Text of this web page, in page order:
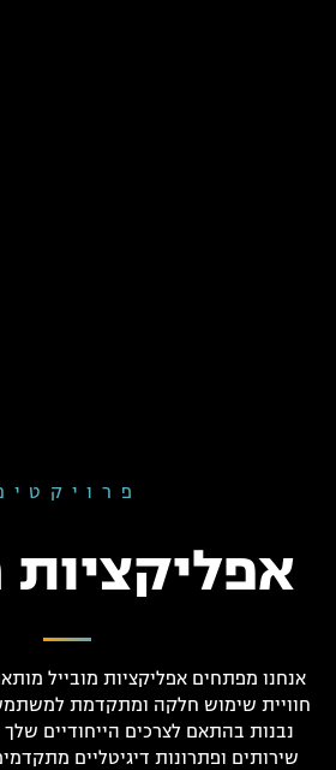
אפליקציות
אנחנו מפתחים אפליקציות מובייל
חוויית שימוש חלקה ומתקדמת
נבנות בהתאם לצרכים הייחודיים
שירותים ופתרונות דיגיטליים